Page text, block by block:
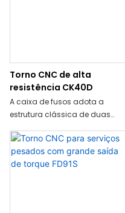
Torno CNC de alta
resistência CK40D
A caixa de fusos adota a
estrutura clássica de duas
silenciosa e estável; a superfície
deslizante do trilho guia da
máquina-ferramenta é